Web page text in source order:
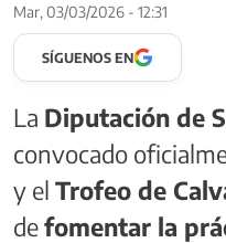
Mar, 03/03/2026 - 12:31
SÍGUENOS EN
La Diputación de
convocado
y el Trofeo de
defomentar la